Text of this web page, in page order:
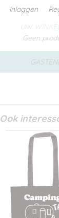
Inloggen
UW
Geen
Ook